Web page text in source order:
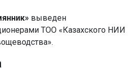
выведен
ТОО «Казахского НИИ